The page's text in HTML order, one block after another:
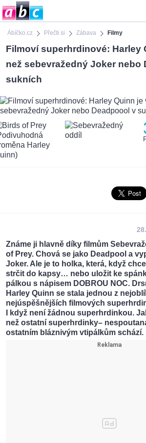
Ábíčko.cz Přečti si Zábava Filmy
Filmoví superhrdinové: Harley
než sebevražedný Joker nebo
sukních
Známe ji hlavně díky filmům
of Prey. Chová se jako Deadpool a
Joker. Ale je to holka, která, když
strčit do kapsy… nebo uložit ke
pálkou s nápisem DOBROU NOC.
Harley Quinn se stala jednou z
nejúspěšnějších filmových
I když není žádnou superhrdinkou.
než ostatní superhrdinky–
ostatním bláznivým vtipálkům schází.